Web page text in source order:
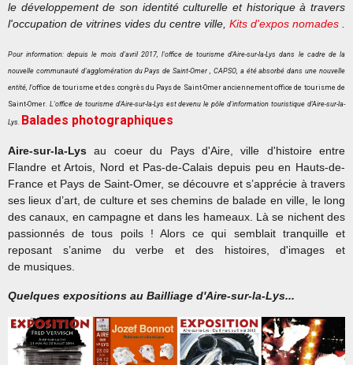
le développement de son identité culturelle et historique à travers
l'occupation de vitrines vides du centre ville, Kits d'expos nomades .
Pour information: depuis le mois d'avril 2017, l'office de tourisme d'Aire-sur-la-Lys dans le cadre de la
nouvelle communauté d'agglomération du Pays de Saint-Omer , CAPSO, a été absorbé dans une nouvelle
entité, l'office de tourisme et des congrès du Pays de Saint-Omer anciennement office de tourisme de
Saint-Omer. L'office de tourisme d'Aire-sur-la-Lys est devenu le pôle d'information touristique d'Aire-sur-la-
Lys. Balades photographiques
Aire-sur-la-Lys au coeur du Pays d'Aire, ville d'histoire entre
Flandre et Artois, Nord et Pas-de-Calais depuis peu en Hauts-de-
France et Pays de Saint-Omer, se découvre et s’apprécie à travers
ses lieux d’art, de culture et ses chemins de balade en ville, le long
des canaux, en campagne et dans les hameaux. Là se nichent des
passionnés de tous poils ! Alors ce qui semblait tranquille et
reposant s’anime du verbe et des histoires, d'images et
de musiques.
Quelques expositions au Bailliage d'Aire-sur-la-Lys...